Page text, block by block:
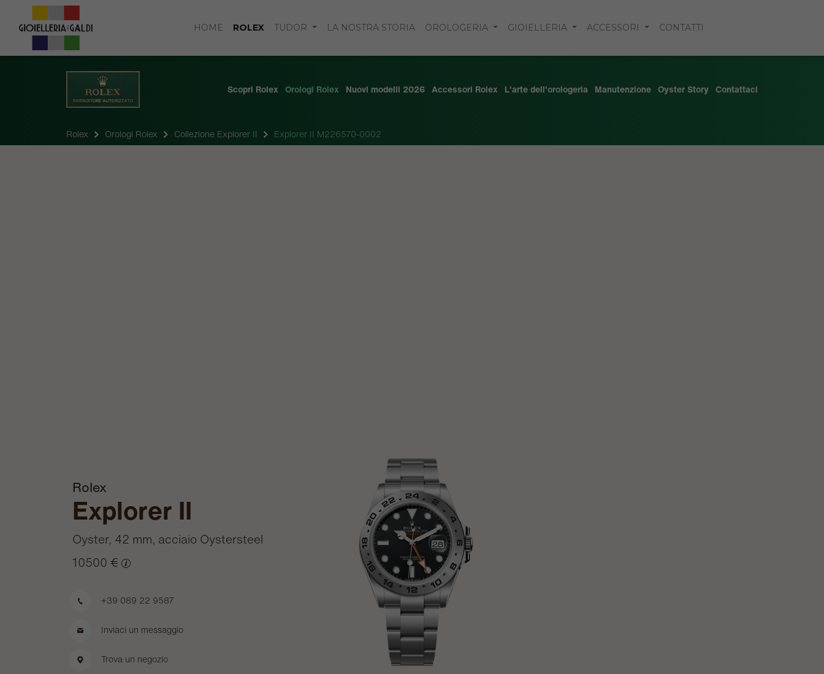
HOME ROLEX TUDOR LA NOSTRA STORIA OROLOGERIA GIOIELLERIA ACCESSORI CONTATTI
Scopri Rolex Orologi Rolex Nuovi modelli 2026 Accessori Rolex L'arte dell'orologeria Manutenzione Oyster Story Contattaci
Rolex Orologi Rolex Collezione Explorer II Explorer II M226570-0002
Rolex
Explorer II
Oyster, 42 mm, acciaio Oystersteel
10500 €
+39 089 22 9587
Inviaci un messaggio
Trova un negozio